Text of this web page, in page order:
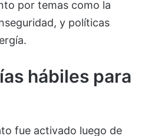
por temas como la
y políticas
hábiles para
fue activado luego de